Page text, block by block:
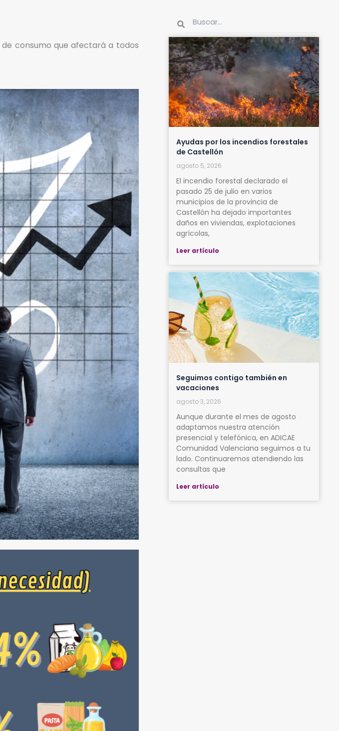
consumo que afectará a todos
Buscar
Ayudas por los incendios forestales
de Castellón
agosto 5, 2026
El incendio forestal declarado el
pasado 25 de julio en varios
municipios de la provincia de
Castellón ha dejado importantes
daños en viviendas, explotaciones
agrícolas,
Leer artículo
Seguimos contigo también en
vacaciones
agosto 3, 2026
Aunque durante el mes de agosto
adaptamos nuestra atención
presencial y telefónica, en ADICAE
Comunidad Valenciana seguimos a tu
lado. Continuaremos atendiendo las
consultas que
Leer artículo